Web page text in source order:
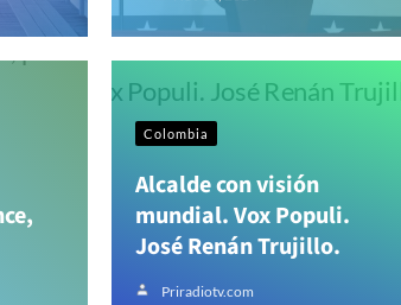
Colombia
Alcalde con visión
mundial. Vox Populi.
José Renán Trujillo.
Priradiotv.com